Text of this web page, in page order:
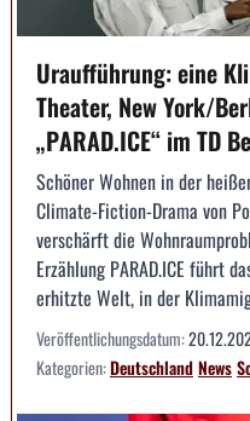
Uraufführung: eine
Theater, New York/
„PARAD.ICE“ im TD
Schöner Wohnen in der
Climate-Fiction-Drama von
verschärft die
Erzählung PARAD.ICE führt
erhitzte Welt, in der
Veröffentlichungsdatum:
Kategorien:DeutschlandNews